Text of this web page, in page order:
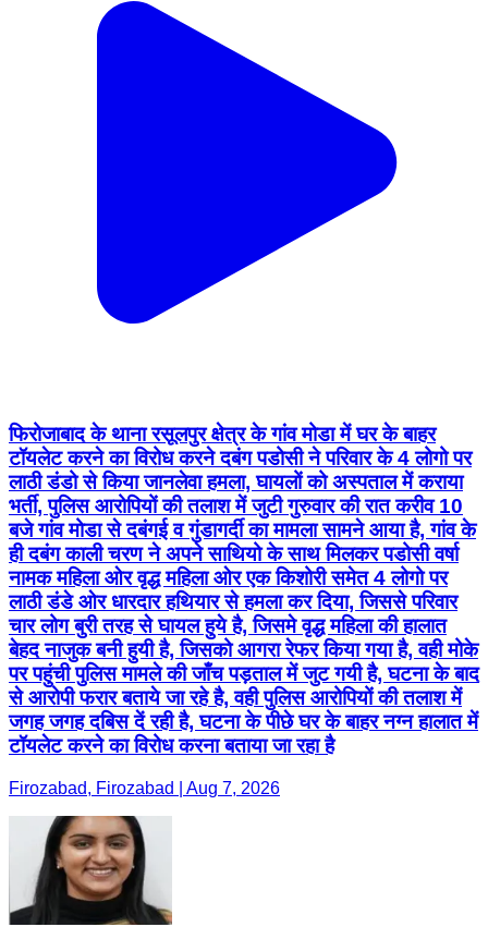
फिरोजाबाद के थाना रसूलपुर क्षेत्र के गांव मोडा में घर के बाहर
टॉयलेट करने का विरोध करने दबंग पडोसी ने परिवार के 4 लोगो पर
लाठी डंडो से किया जानलेवा हमला, घायलों को अस्पताल में कराया
भर्ती, पुलिस आरोपियों की तलाश में जुटी गुरुवार की रात करीव 10
बजे गांव मोडा से दबंगई व गुंडागर्दी का मामला सामने आया है, गांव के
ही दबंग काली चरण ने अपने साथियो के साथ मिलकर पडोसी वर्षा
नामक महिला ओर वृद्ध महिला ओर एक किशोरी समेत 4 लोगो पर
लाठी डंडे ओर धारदार हथियार से हमला कर दिया, जिससे परिवार
चार लोग बुरी तरह से घायल हुये है, जिसमे वृद्ध महिला की हालात
बेहद नाजुक बनी हुयी है, जिसको आगरा रेफर किया गया है, वही मोके
पर पहुंची पुलिस मामले की जाँच पड़ताल में जुट गयी है, घटना के बाद
से आरोपी फरार बताये जा रहे है, वही पुलिस आरोपियों की तलाश में
जगह जगह दबिस दें रही है, घटना के पीछे घर के बाहर नग्न हालात में
टॉयलेट करने का विरोध करना बताया जा रहा है
Firozabad, Firozabad | Aug 7, 2026